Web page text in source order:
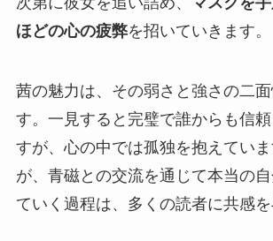
ほどの心の疲弊を招いていきます。
茜の魅力は、その弱さと強さの二
す。一見すると完璧で誰からも信
すが、心の中では孤独を抱えてい
が、青磁との交流を通じて本当の
ていく過程は、多くの読者に共感を